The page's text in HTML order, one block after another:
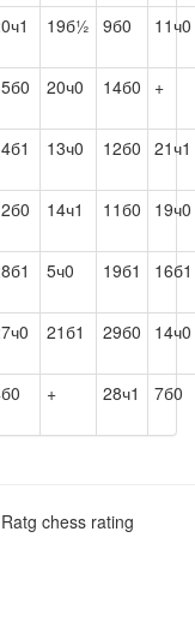
19б½ 9б0 11ч0
20ч0 14б0 +
13ч0 12б0 21ч1
14ч1 11б0 19ч0
5ч0 19б1 16б1
21б1 29б0 14ч0
+ 28ч1 7б0
chess rating